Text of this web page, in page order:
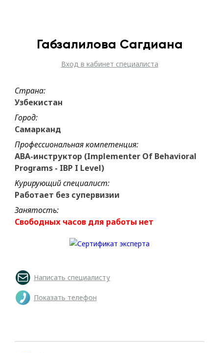
Габзалилова Сагдиана
Вход в кабинет специалиста
Страна:
Узбекистан
Город:
Самарканд
Профессиональная компетенция:
ABA-инструктор (Implementer Of Behavioral
Programs - IBP I Level)
Курирующий специалист:
Работает без супервизии
Занятость:
Свободных часов для работы нет
Написать специалисту
Показать телефон